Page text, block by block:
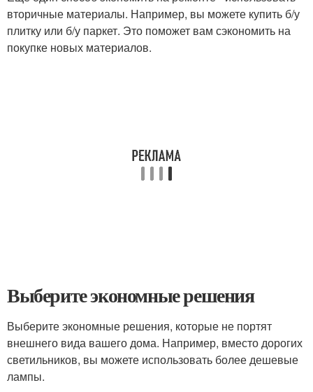
вторичные материалы. Например, вы можете купить б/у
плитку или б/у паркет. Это поможет вам сэкономить на
покупке новых материалов.
Выберите экономные решения
Выберите экономные решения, которые не портят
внешнего вида вашего дома. Например, вместо дорогих
светильников, вы можете использовать более дешевые
лампы.